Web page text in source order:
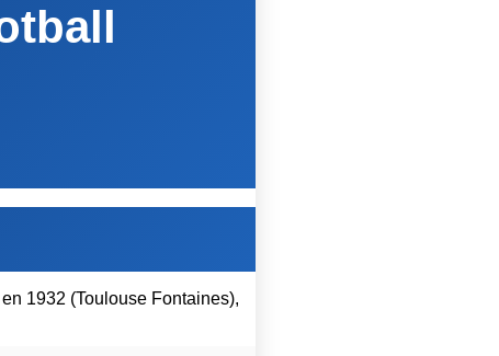
1932 (Toulouse Fontaines),